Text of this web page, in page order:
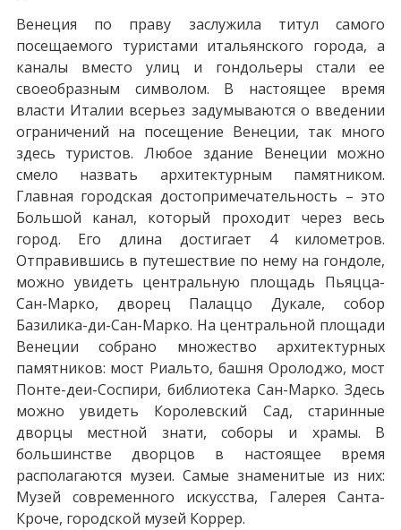
Венеция по праву заслужила титул самого
посещаемого туристами итальянского города, а
каналы вместо улиц и гондольеры стали ее
своеобразным символом. В настоящее время
власти Италии всерьез задумываются о введении
ограничений на посещение Венеции, так много
здесь туристов. Любое здание Венеции можно
смело назвать архитектурным памятником.
Главная городская достопримечательность – это
Большой канал, который проходит через весь
город. Его длина достигает 4 километров.
Отправившись в путешествие по нему на гондоле,
можно увидеть центральную площадь Пьяцца-
Сан-Марко, дворец Палаццо Дукале, собор
Базилика-ди-Сан-Марко. На центральной площади
Венеции собрано множество архитектурных
памятников: мост Риальто, башня Оролоджо, мост
Понте-деи-Соспири, библиотека Сан-Марко. Здесь
можно увидеть Королевский Сад, старинные
дворцы местной знати, соборы и храмы. В
большинстве дворцов в настоящее время
располагаются музеи. Самые знаменитые из них:
Музей современного искусства, Галерея Санта-
Кроче, городской музей Коррер.